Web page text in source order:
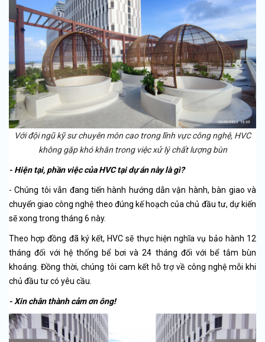
Với đội ngũ kỹ sư chuyên môn cao trong lĩnh vực công nghệ, HVC
không gặp khó khăn trong việc xử lý chất lượng bùn
- Hiện tại, phần việc của HVC tại dự án này là gì?
- Chúng tôi vẫn đang tiến hành hướng dẫn vận hành, bàn giao và
chuyển giao công nghệ theo đúng kế hoạch của chủ đầu tư, dự kiến
sẽ xong trong tháng 6 này.
Theo hợp đồng đã ký kết, HVC sẽ thực hiện nghĩa vụ bảo hành 12
tháng đối với hệ thống bể bơi và 24 tháng đối với bể tắm bùn
khoáng. Đồng thời, chúng tôi cam kết hỗ trợ về công nghệ mỗi khi
chủ đầu tư có yêu cầu.
- Xin chân thành cảm ơn ông!